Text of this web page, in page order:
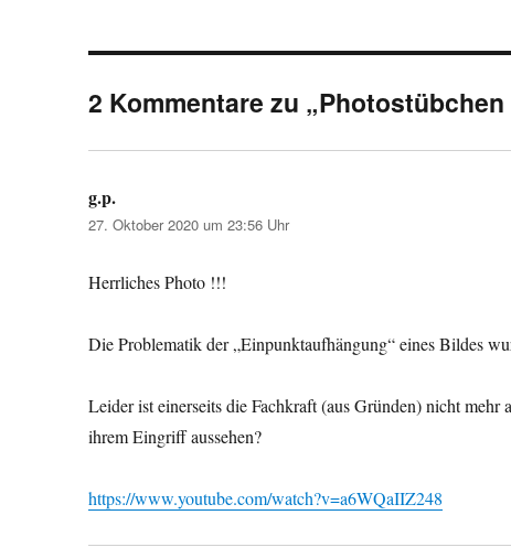
2 Kommentare zu
g.p.
27. Oktober 2020 um 23:56 Uhr
Herrliches Photo !!!
Die Problematik der „Einpunktaufhängung“ eines Bildes
Leider ist einerseits die Fachkraft (aus Gründen) nicht
ihrem Eingriff aussehen?
https://www.youtube.com/watch?v=a6WQaIIZ248